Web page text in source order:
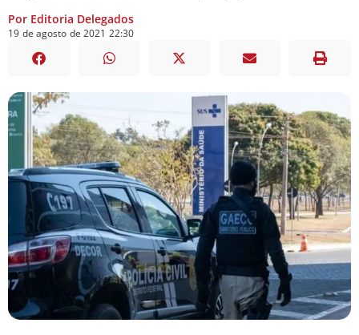
Por Editoria Delegados
19 de agosto de 2021 22:30